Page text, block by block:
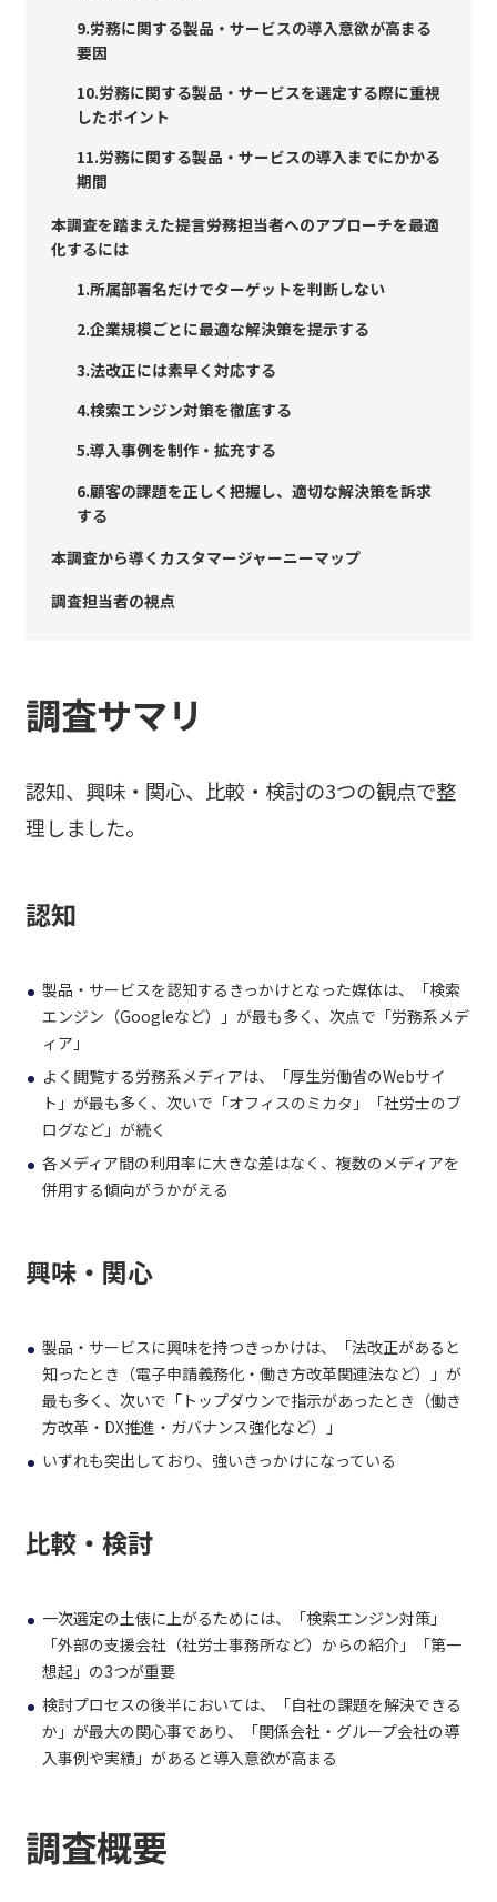
9.労務に関する製品・サービスの導入意欲が高まる
要因
10.労務に関する製品・サービスを選定する際に重視
したポイント
11.労務に関する製品・サービスの導入までにかかる
期間
本調査を踏まえた提言――労務担当者へのアプローチを最適
化するには
1.所属部署名だけでターゲットを判断しない
2.企業規模ごとに最適な解決策を提示する
3.法改正には素早く対応する
4.検索エンジン対策を徹底する
5.導入事例を制作・拡充する
6.顧客の課題を正しく把握し、適切な解決策を訴求
する
本調査から導くカスタマージャーニーマップ
調査担当者の視点
調査サマリ
認知、興味・関心、比較・検討の3つの観点で整
理しました。
認知
製品・サービスを認知するきっかけとなった媒体は、「検索
エンジン（Googleなど）」が最も多く、次点で「労務系メデ
ィア」
よく閲覧する労務系メディアは、「厚生労働省のWebサイ
ト」が最も多く、次いで「オフィスのミカタ」「社労士のブ
ログなど」が続く
各メディア間の利用率に大きな差はなく、複数のメディアを
併用する傾向がうかがえる
興味・関心
製品・サービスに興味を持つきっかけは、「法改正があると
知ったとき（電子申請義務化・働き方改革関連法など）」が
最も多く、次いで「トップダウンで指示があったとき（働き
方改革・DX推進・ガバナンス強化など）」
いずれも突出しており、強いきっかけになっている
比較・検討
一次選定の土俵に上がるためには、「検索エンジン対策」
「外部の支援会社（社労士事務所など）からの紹介」「第一
想起」の3つが重要
検討プロセスの後半においては、「自社の課題を解決できる
か」が最大の関心事であり、「関係会社・グループ会社の導
入事例や実績」があると導入意欲が高まる
調査概要